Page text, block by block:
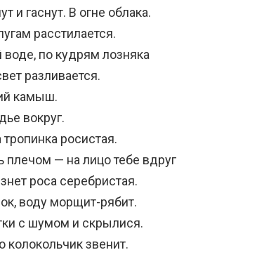
и гаснут. В огне облака.
расстилается.
воде, по кудрям лозняка
разливается.
камыш.
вокруг.
росистая.
плечом — на лицо тебе вдруг
роса серебристая.
воду морщит-рябит.
с шумом и скрылися.
колокольчик звенит.